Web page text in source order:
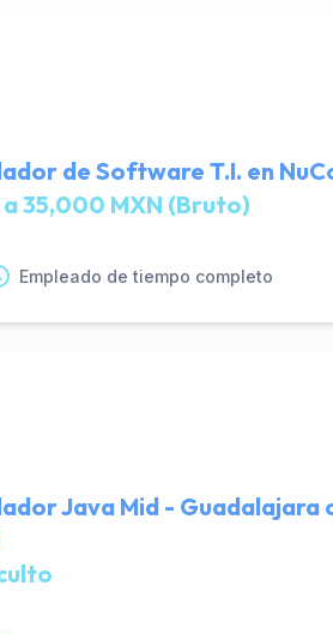
de Software T.I. en
35,000 MXN (Bruto)
Empleado de tiempo completo
Java Mid - Guadalajara